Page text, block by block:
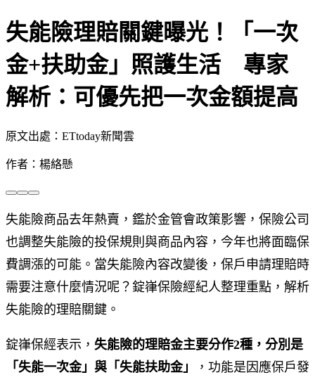
失能險理賠關鍵曝光！「一次
金+扶助金」照護生活 專家
解析：可優先把一次金額提高
原文出處：ETtoday新聞雲
作者：楊絡懸
失能險商品去年熱賣，鑑於金管會政策影響，保險公司
也調整失能險的投保規則與商品內容，今年也將面臨保
費調漲的可能。當失能險內容改變後，保戶申請理賠時
需要注意什麼情況呢？錠嵂保險經紀人整理重點，解析
失能險的理賠關鍵。
錠嵂保經表示， 失能險的理賠金主要分作2種，分別是
「失能一次金」與「失能扶助金」
，功能是因應保戶發